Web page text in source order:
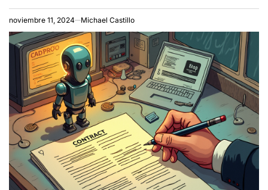
noviembre 11, 2024 Michael Castillo